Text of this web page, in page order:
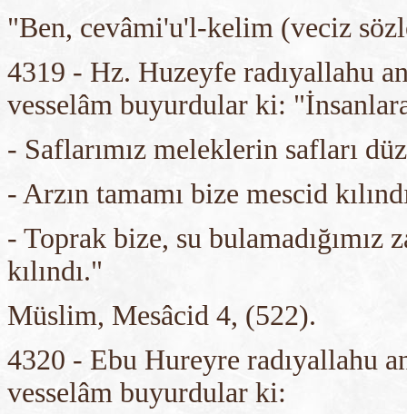
"Ben, cevâmi'u'l-kelim (veciz
4319 - Hz. Huzeyfe radıyallahu
vesselâm buyurdular ki:
- Saflarımız meleklerin safları
- Arzın tamamı bize mescid
- Toprak bize, su
kılındı."
Müslim, Mesâcid 4, (522).
4320 - Ebu Hureyre radıyallahu
vesselâm buyurdular ki: